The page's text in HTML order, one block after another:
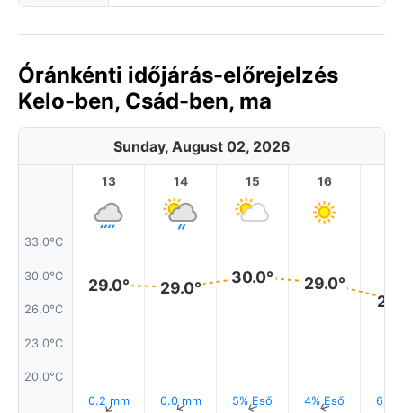
Óránkénti időjárás-előrejelzés
Kelo-ben, Csád-ben, ma
Sunday, August 02, 2026
33.0°C
30.0°C
26.0°C
23.0°C
20.0°C
13
29.0°
0.2 mm
↑
14
29.0°
0.0 mm
↑
15
30.0°
5% Eső
↑
16
29.0°
4% Eső
↑ 6%